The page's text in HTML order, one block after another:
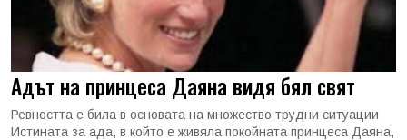
Адът на принцеса Даяна видя бял свят
Ревността е била в основата на множество трудни ситуации
Истината за ада, в който е живяла покойната принцеса Даяна,